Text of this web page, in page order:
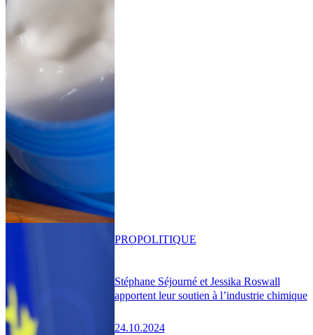
Stéphane Séjourné et Jessika Roswall
apportent leur soutien à l’industrie chimique
24.10.2024
PROPOLITIQUE